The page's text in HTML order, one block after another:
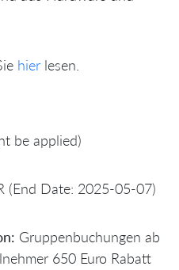
hier lesen.
be applied)
(End Date: 2025-05-07)
Gruppenbuchungen ab
650 Euro Rabatt